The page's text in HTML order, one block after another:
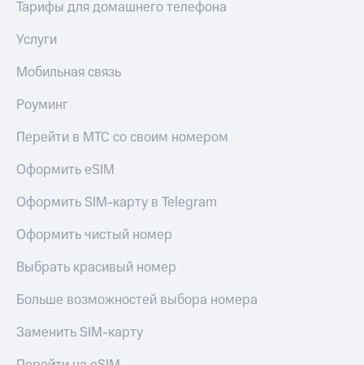
Тарифы для домашнего телефона
Услуги
Мобильная связь
Роуминг
Перейти в МТС со своим номером
Оформить eSIM
Оформить SIM-карту в Telegram
Оформить чистый номер
Выбрать красивый номер
Больше возможностей выбора номера
Заменить SIM-карту